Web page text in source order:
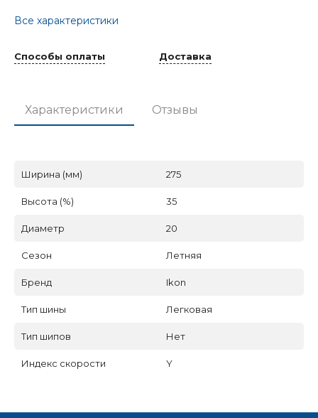
Все характеристики
Способы оплаты Доставка
Характеристики Отзывы
Ширина (мм) 275
Высота (%) 35
Диаметр 20
Сезон Летняя
Бренд Ikon
Тип шины Легковая
Тип шипов Нет
Индекс скорости Y